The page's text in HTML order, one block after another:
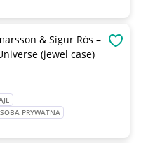
& Sigur Rós –
(jewel case)
PRYWATNA